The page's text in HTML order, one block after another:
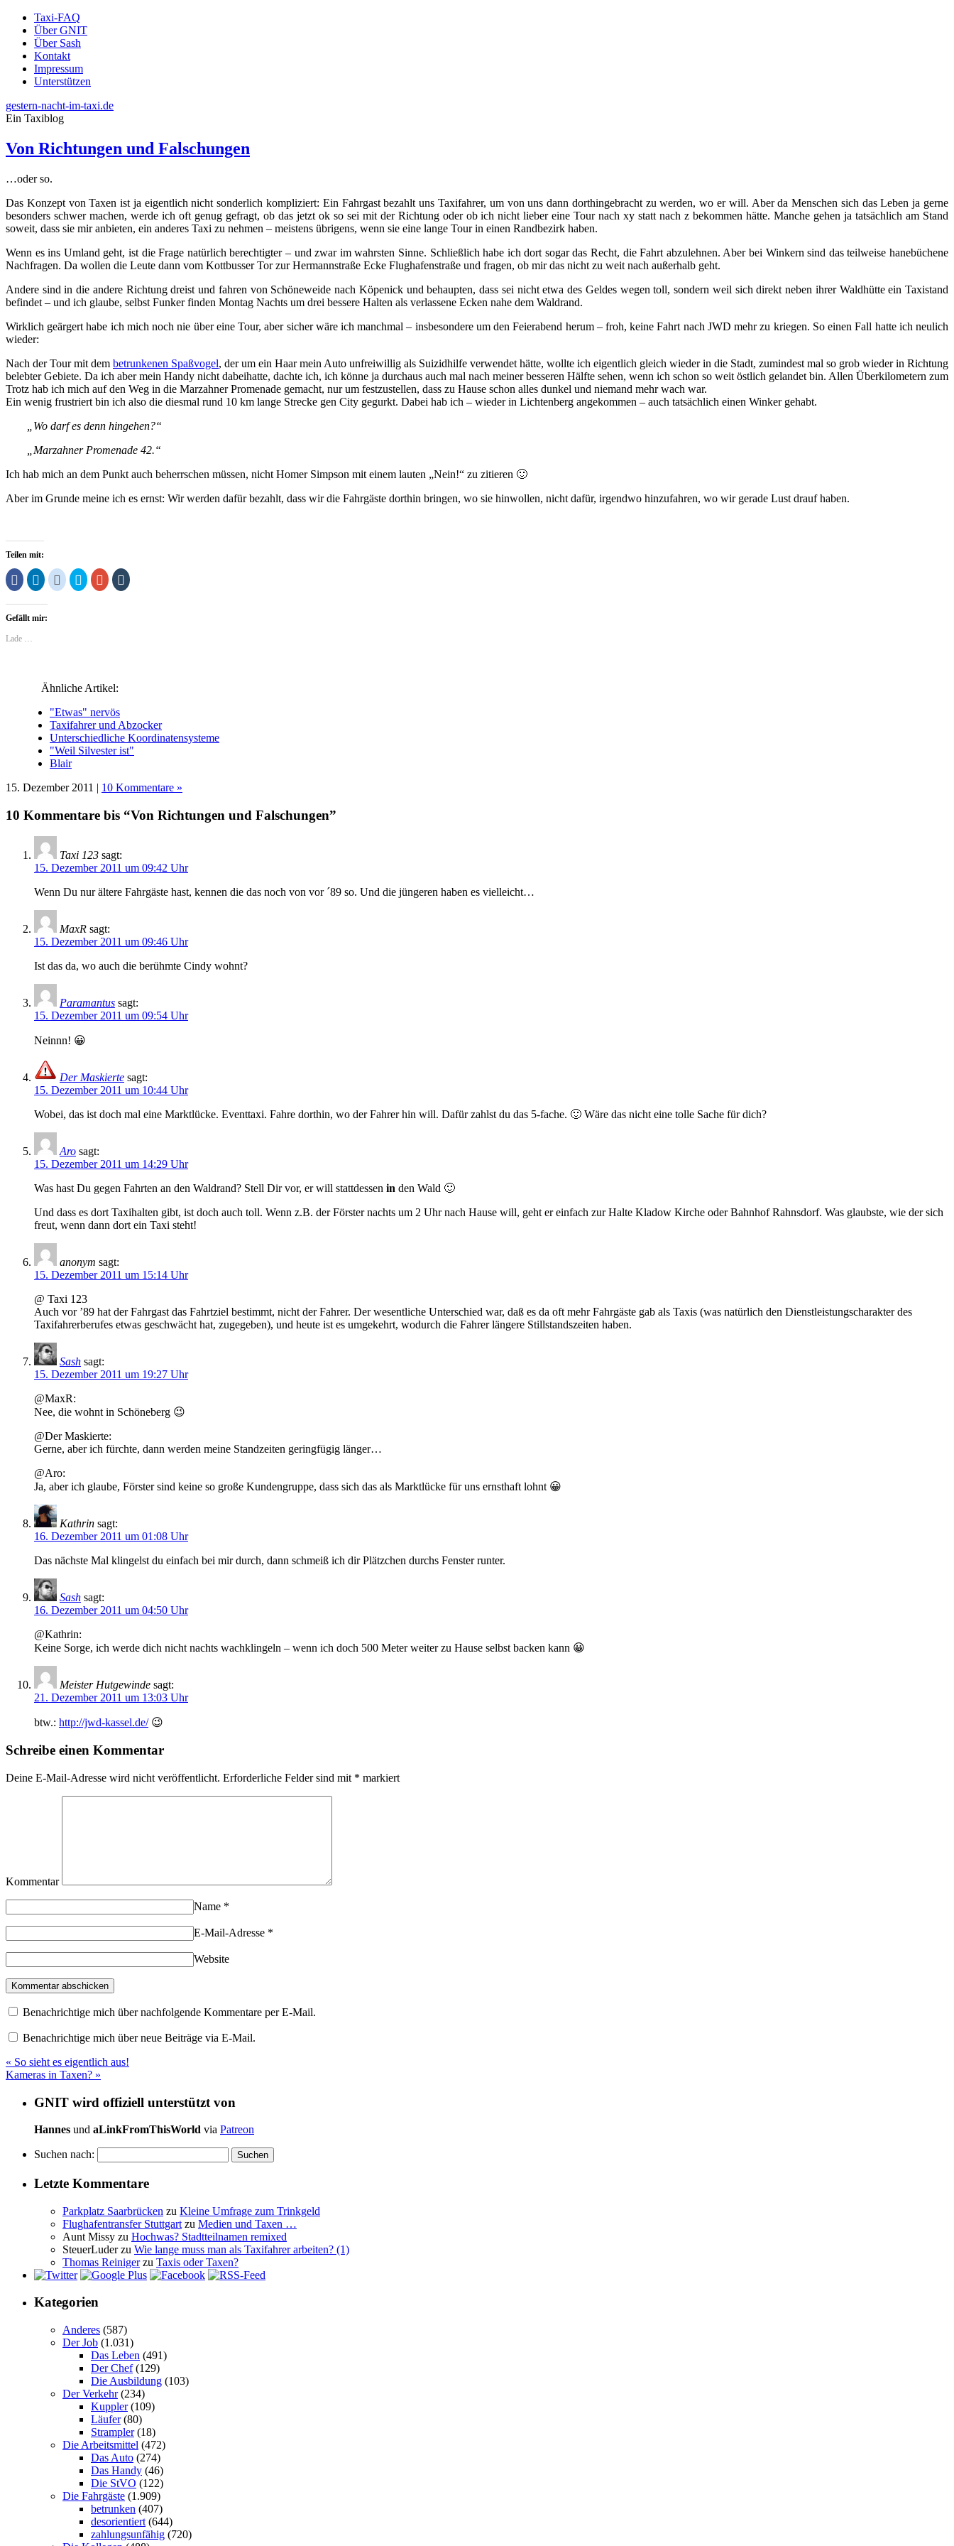
Taxi-FAQ
Über GNIT
Über Sash
Kontakt
Impressum
Unterstützen
gestern-nacht-im-taxi.de
Ein Taxiblog
Von Richtungen und Falschungen
…oder so.
Das Konzept von Taxen ist ja eigentlich nicht sonderlich kompliziert: Ein Fahrgast bezahlt uns Taxifahrer, um von uns dann dorthingebracht zu werden, wo er will. Aber da Menschen sich das Leben ja gerne
besonders schwer machen, werde ich oft genug gefragt, ob das jetzt ok so sei mit der Richtung oder ob ich nicht lieber eine Tour nach xy statt nach z bekommen hätte. Manche gehen ja tatsächlich am Stand
soweit, dass sie mir anbieten, ein anderes Taxi zu nehmen – meistens übrigens, wenn sie eine lange Tour in einen Randbezirk haben.
Wenn es ins Umland geht, ist die Frage natürlich berechtigter – und zwar im wahrsten Sinne. Schließlich habe ich dort sogar das Recht, die Fahrt abzulehnen. Aber bei Winkern sind das teilweise hanebüchene
Nachfragen. Da wollen die Leute dann vom Kottbusser Tor zur Hermannstraße Ecke Flughafenstraße und fragen, ob mir das nicht zu weit nach außerhalb geht.
Andere sind in die andere Richtung dreist und fahren von Schöneweide nach Köpenick und behaupten, dass sei nicht etwa des Geldes wegen toll, sondern weil sich direkt neben ihrer Waldhütte ein Taxistand
befindet – und ich glaube, selbst Funker finden Montag Nachts um drei bessere Halten als verlassene Ecken nahe dem Waldrand.
Wirklich geärgert habe ich mich noch nie über eine Tour, aber sicher wäre ich manchmal – insbesondere um den Feierabend herum – froh, keine Fahrt nach JWD mehr zu kriegen. So einen Fall hatte ich neulich
wieder:
Nach der Tour mit dem betrunkenen Spaßvogel, der um ein Haar mein Auto unfreiwillig als Suizidhilfe verwendet hätte, wollte ich eigentlich gleich wieder in die Stadt, zumindest mal so grob wieder in Richtung
belebter Gebiete. Da ich aber mein Handy nicht dabeihatte, dachte ich, ich könne ja durchaus auch mal nach meiner besseren Hälfte sehen, wenn ich schon so weit östlich gelandet bin. Allen Überkilometern zum
Trotz hab ich mich auf den Weg in die Marzahner Promenade gemacht, nur um festzustellen, dass zu Hause schon alles dunkel und niemand mehr wach war.
Ein wenig frustriert bin ich also die diesmal rund 10 km lange Strecke gen City gegurkt. Dabei hab ich – wieder in Lichtenberg angekommen – auch tatsächlich einen Winker gehabt.
„Wo darf es denn hingehen?“
„Marzahner Promenade 42.“
Ich hab mich an dem Punkt auch beherrschen müssen, nicht Homer Simpson mit einem lauten „Nein!“ zu zitieren 🙂
Aber im Grunde meine ich es ernst: Wir werden dafür bezahlt, dass wir die Fahrgäste dorthin bringen, wo sie hinwollen, nicht dafür, irgendwo hinzufahren, wo wir gerade Lust drauf haben.
Teilen mit:
Klick,
um
Facebook
teilen
in
neuem
Klick,
um
LinkedIn
teilen
Klick,
um
Klick,
um
über
Zum
Teilen
Klick,
um
Gefällt mir:
Lade …
Ähnliche Artikel:
"Etwas" nervös
Taxifahrer und Abzocker
Unterschiedliche Koordinatensysteme
"Weil Silvester ist"
Blair
15. Dezember 2011 | 10 Kommentare »
10 Kommentare bis “Von Richtungen und Falschungen”
Taxi 123 sagt:
15. Dezember 2011 um 09:42 Uhr
Wenn Du nur ältere Fahrgäste hast, kennen die das noch von vor ´89 so. Und die jüngeren haben es vielleicht…
MaxR sagt:
15. Dezember 2011 um 09:46 Uhr
Ist das da, wo auch die berühmte Cindy wohnt?
Paramantus sagt:
15. Dezember 2011 um 09:54 Uhr
Neinnn! 😀
Der Maskierte sagt:
15. Dezember 2011 um 10:44 Uhr
Wobei, das ist doch mal eine Marktlücke. Eventtaxi. Fahre dorthin, wo der Fahrer hin will. Dafür zahlst du das 5-fache. 🙂 Wäre das nicht eine tolle Sache für dich?
Aro sagt:
15. Dezember 2011 um 14:29 Uhr
Was hast Du gegen Fahrten an den Waldrand? Stell Dir vor, er will stattdessen in den Wald 🙂
Und dass es dort Taxihalten gibt, ist doch auch toll. Wenn z.B. der Förster nachts um 2 Uhr nach Hause will, geht er einfach zur Halte Kladow Kirche oder Bahnhof Rahnsdorf. Was glaubste, wie der sich
freut, wenn dann dort ein Taxi steht!
anonym sagt:
15. Dezember 2011 um 15:14 Uhr
@ Taxi 123
Auch vor ’89 hat der Fahrgast das Fahrtziel bestimmt, nicht der Fahrer. Der wesentliche Unterschied war, daß es da oft mehr Fahrgäste gab als Taxis (was natürlich den Dienstleistungscharakter des
Taxifahrerberufes etwas geschwächt hat, zugegeben), und heute ist es umgekehrt, wodurch die Fahrer längere Stillstandszeiten haben.
Sash sagt:
15. Dezember 2011 um 19:27 Uhr
@MaxR:
Nee, die wohnt in Schöneberg 😉
@Der Maskierte:
Gerne, aber ich fürchte, dann werden meine Standzeiten geringfügig länger…
@Aro:
Ja, aber ich glaube, Förster sind keine so große Kundengruppe, dass sich das als Marktlücke für uns ernsthaft lohnt 😀
Kathrin sagt:
16. Dezember 2011 um 01:08 Uhr
Das nächste Mal klingelst du einfach bei mir durch, dann schmeiß ich dir Plätzchen durchs Fenster runter.
Sash sagt:
16. Dezember 2011 um 04:50 Uhr
@Kathrin:
Keine Sorge, ich werde dich nicht nachts wachklingeln – wenn ich doch 500 Meter weiter zu Hause selbst backen kann 😀
Meister Hutgewinde sagt:
21. Dezember 2011 um 13:03 Uhr
btw.: http://jwd-kassel.de/😉
Schreibe einen Kommentar
Deine E-Mail-Adresse wird nicht veröffentlicht. Erforderliche Felder sind mit * markiert
Kommentar
Name *
E-Mail-Adresse *
Website
Benachrichtige mich über nachfolgende Kommentare per E-Mail.
Benachrichtige mich über neue Beiträge via E-Mail.
« So sieht es eigentlich aus!
Kameras in Taxen? »
GNIT wird offiziell unterstützt von
Hannes und aLinkFromThisWorld via Patreon
Suchen nach:
Letzte Kommentare
Parkplatz Saarbrücken zu Kleine Umfrage zum Trinkgeld
Flughafentransfer Stuttgart zu Medien und Taxen …
Aunt Missy zu Hochwas? Stadtteilnamen remixed
SteuerLuderzu Wie lange muss man als Taxifahrer arbeiten? (1)
Thomas Reinigerzu Taxis oder Taxen?
Kategorien
Anderes (587)
Der Job (1.031)
Das Leben (491)
Der Chef(129)
Die Ausbildung (103)
Der Verkehr(234)
Kuppler(109)
Läufer(80)
Strampler(18)
Die Arbeitsmittel (472)
Das Auto (274)
Das Handy (46)
Die StVO (122)
Die Fahrgäste (1.909)
betrunken (407)
desorientiert (644)
zahlungsunfähig (720)